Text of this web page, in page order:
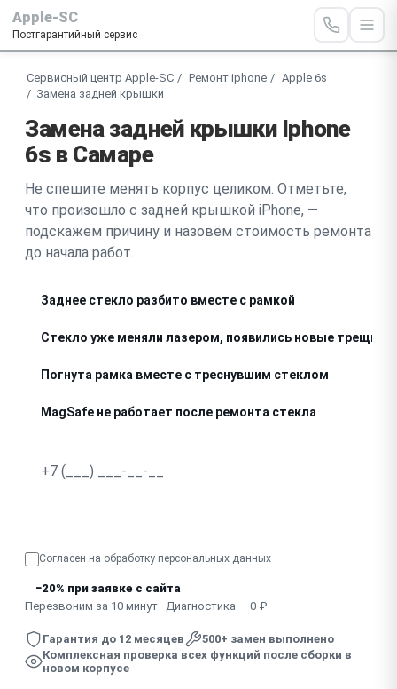
Apple-SC
Постгарантийный сервис
Сервисный центр Apple-SC Ремонт iphone
Apple 6s
Замена задней крышки
Замена задней крышки Iphone
6s в Самаре
Не спешите менять корпус целиком. Отметьте,
что произошло с задней крышкой iPhone, —
подскажем причину и назовём стоимость ремонта
до начала работ.
Заднее стекло разбито вместе с рамкой
Стекло уже меняли лазером, появились новые трещины
Погнута рамка вместе с треснувшим стеклом
MagSafe не работает после ремонта стекла
Согласен на обработку персональных данных
−20% при заявке с сайта
Перезвоним за 10 минут · Диагностика — 0 ₽
Гарантия до 12 месяцев
500+ замен выполнено
Комплексная проверка всех функций после сборки в
новом корпусе